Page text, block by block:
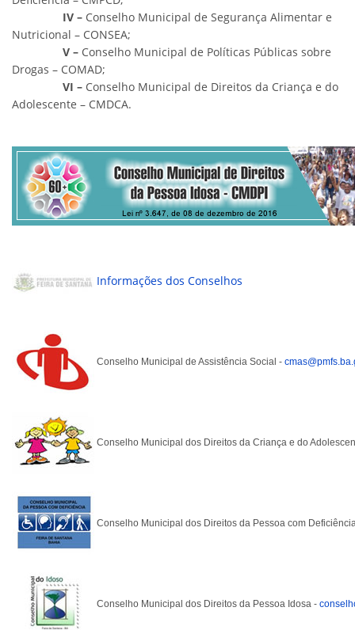
IV – Conselho Municipal de Segurança Alimentar e
Nutricional – CONSEA;
V – Conselho Municipal de Políticas Públicas sobre
Drogas – COMAD;
VI – Conselho Municipal de Direitos da Criança e do
Adolescente – CMDCA.
Informações dos Conselhos
Conselho Municipal de Assistência Social -
Conselho Municipal dos Direitos da Criança e do
Conselho Municipal dos Direitos da Pessoa com
Conselho Municipal dos Direitos da Pessoa Idosa -